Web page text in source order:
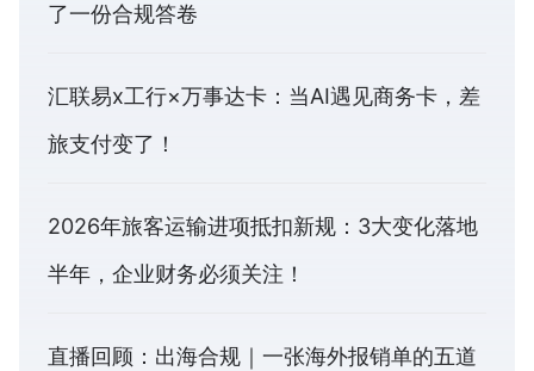
了一份合规答卷
汇联易x工行×万事达卡：当AI遇见商务卡，差
旅支付变了！
2026年旅客运输进项抵扣新规：3大变化落地
半年，企业财务必须关注！
直播回顾：出海合规｜一张海外报销单的五道